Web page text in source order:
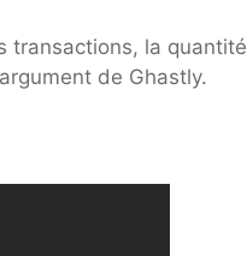
transactions, la quantité
de Ghastly.